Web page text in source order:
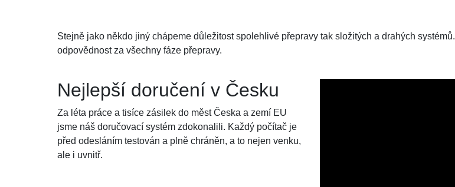
Stejně jako někdo jiný chápeme důležitost spolehlivé přepravy tak složitých a drahých systémů.
odpovědnost za všechny fáze přepravy.
Nejlepší doručení v Česku
Za léta práce a tisíce zásilek do měst Česka a zemí EU
jsme náš doručovací systém zdokonalili. Každý počítač je
před odesláním testován a plně chráněn, a to nejen venku,
ale i uvnitř.